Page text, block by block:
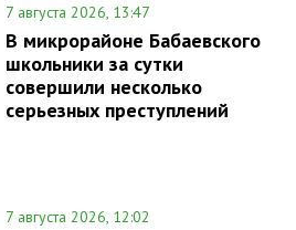
7 августа 2026, 13:47
В микрорайоне Бабаевского
школьники за сутки
совершили несколько
серьезных преступлений
7 августа 2026, 12:02